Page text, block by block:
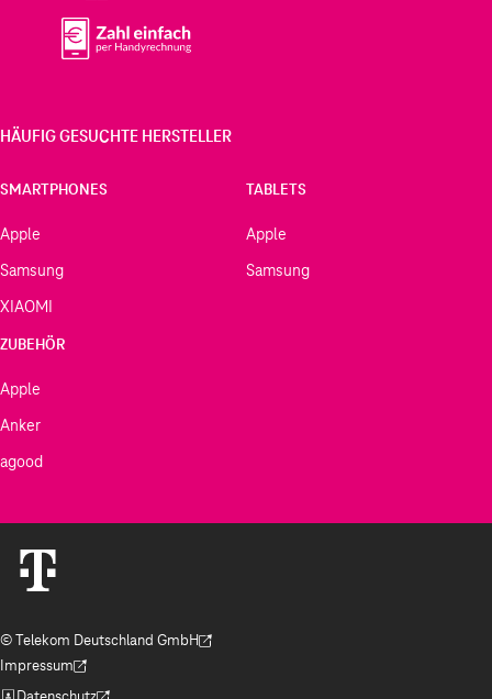
HÄUFIG GESUCHTE HERSTELLER
SMARTPHONES
Apple
Samsung
XIAOMI
TABLETS
Apple
Samsung
ZUBEHÖR
Apple
Anker
agood
© Telekom Deutschland GmbH
(Der Link wird in einem neuen Tab geöffnet)
Impressum
(Der Link wird in einem neuen Tab geöffnet)